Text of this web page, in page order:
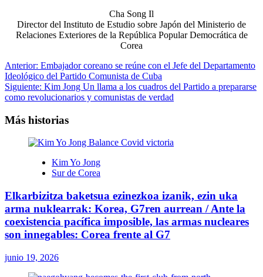
Cha Song Il
Director del Instituto de Estudio sobre Japón del Ministerio de
Relaciones Exteriores de la República Popular Democrática de
Corea
Navegación
de
entradas
Anterior: Embajador coreano se reúne con el Jefe del Departamento
Ideológico del Partido Comunista de Cuba
Siguiente: Kim Jong Un llama a los cuadros del Partido a prepararse
como revolucionarios y comunistas de verdad
Más historias
Kim Yo Jong
Sur de Corea
Elkarbizitza baketsua ezinezkoa izanik, ezin uka
arma nuklearrak: Korea, G7ren aurrean / Ante la
coexistencia pacífica imposible, las armas nucleares
son innegables: Corea frente al G7
junio 19, 2026